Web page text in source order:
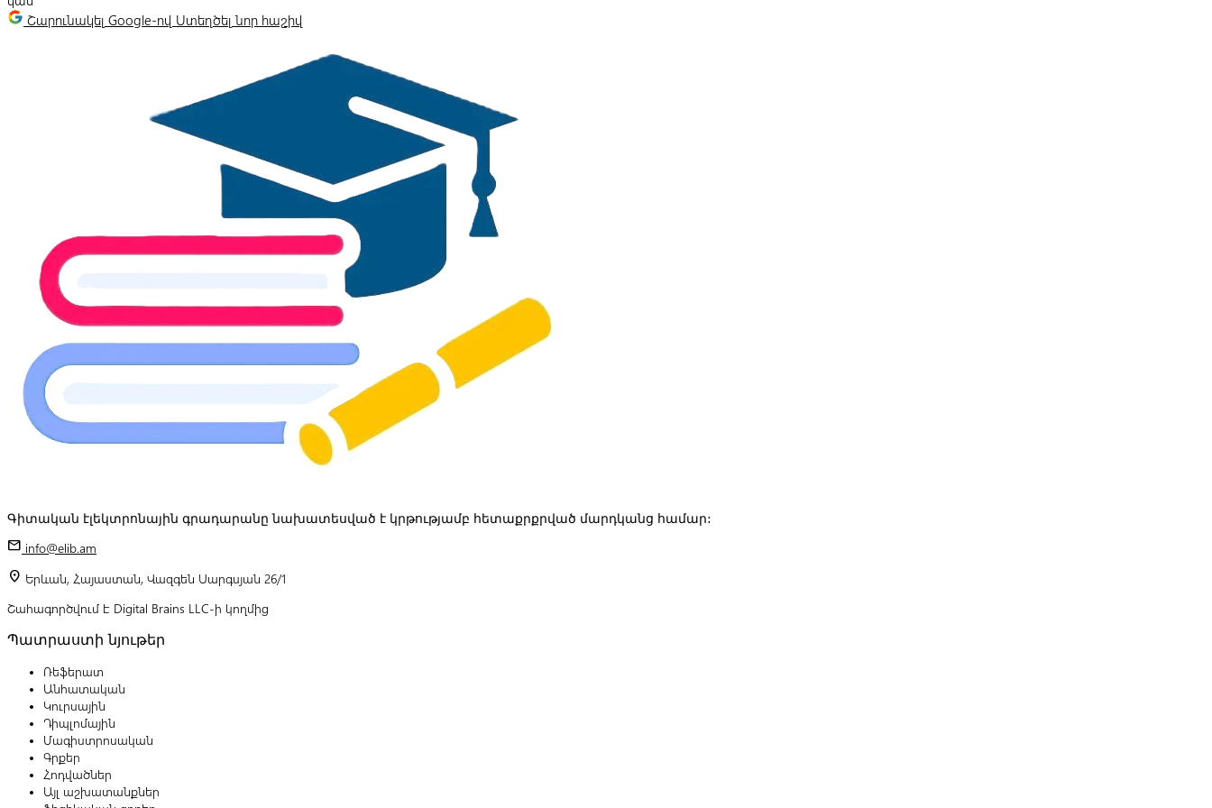
Շարունակել Google-ով Ստեղծել նոր հաշիվ
Գիտական էլեկտրոնային գրադարանը նախատեսված է կրթությամբ հետաքրքրված մարդկանց համար:
mail info@elib.am
location_on Երևան, Հայաստան, Վազգեն Սարգսյան 26/1
Շահագործվում է Digital Brains LLC-ի կողմից
Պատրաստի նյութեր
Ռեֆերատ
Անհատական
Կուրսային
Դիպլոմային
Մագիստրոսական
Գրքեր
Հոդվածներ
Այլ աշխատանքներ